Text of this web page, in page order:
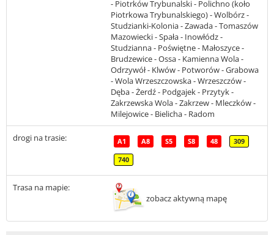
- Piotrków Trybunalski - Polichno (koło
Piotrkowa Trybunalskiego) - Wolbórz -
Studzianki-Kolonia - Zawada - Tomaszów
Mazowiecki - Spała - Inowłódz -
Studzianna - Poświętne - Małoszyce -
Brudzewice - Ossa - Kamienna Wola -
Odrzywół - Klwów - Potworów - Grabowa
- Wola Wrzeszczowska - Wrzeszczów -
Dęba - Żerdź - Podgajek - Przytyk -
Zakrzewska Wola - Zakrzew - Mleczków -
Milejowice - Bielicha - Radom
drogi na trasie: A1 A8 S5 S8 48 309
740
Trasa na mapie:
zobacz aktywną mapę